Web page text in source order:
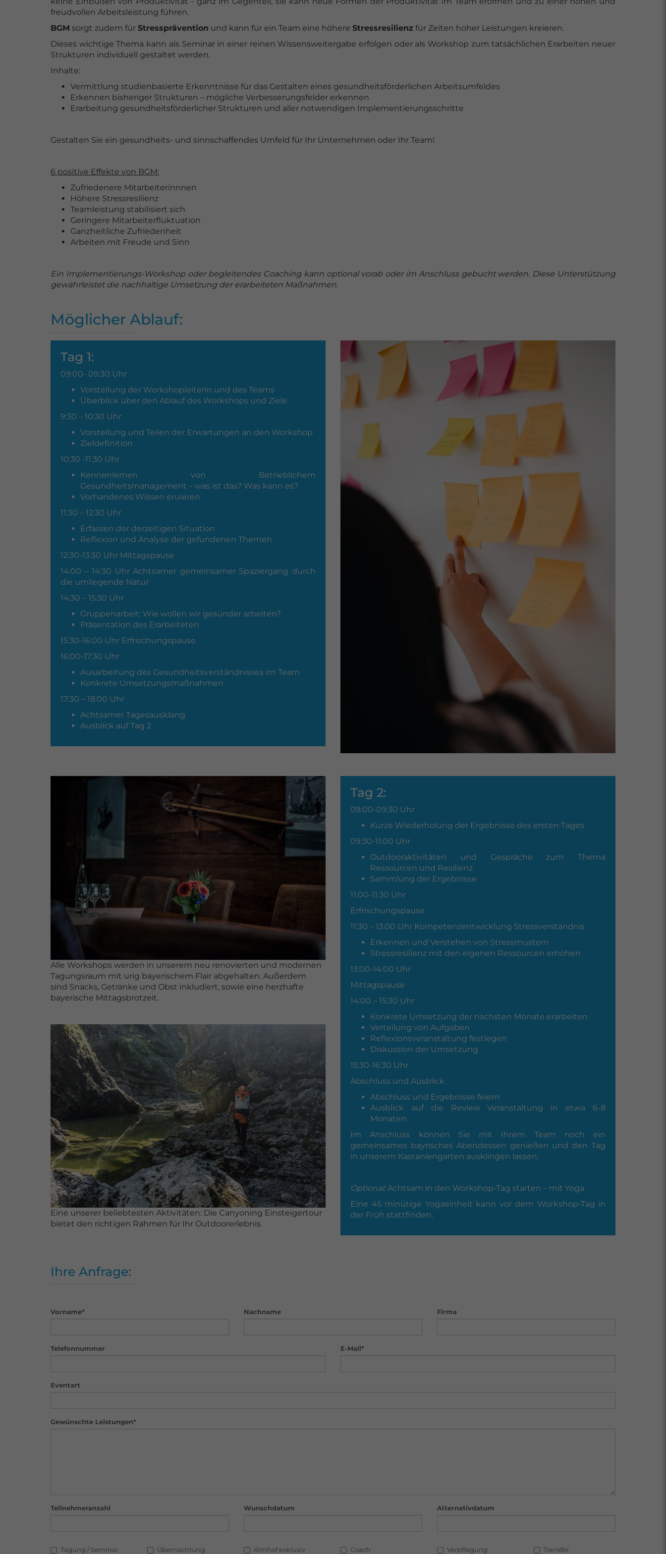
freudvollen Arbeitsleistung führen.
BGM sorgt zudem für Stressprävention und kann für ein Team eine höhere Stressresilienz für Zeiten hoher Leistungen kreieren.
Dieses wichtige Thema kann als Seminar in einer reinen Wissensweitergabe erfolgen oder als Workshop zum tatsächlichen Erarbeiten neuer
Strukturen individuell gestaltet werden.
Inhalte:
Vermittlung studienbasierte Erkenntnisse für das Gestalten eines gesundheitsförderlichen Arbeitsumfeldes
Erkennen bisheriger Strukturen – mögliche Verbesserungsfelder erkennen
Erarbeitung gesundheitsförderlicher Strukturen und aller notwendigen Implementierungsschritte
Gestalten Sie ein gesundheits- und sinnschaffendes Umfeld für Ihr Unternehmen oder Ihr Team!
6 positive Effekte von BGM:
Zufriedenere Mitarbeiterinnnen
Höhere Stressresilienz
Teamleistung stabilisiert sich
Geringere Mitarbeiterfluktuation
Ganzheitliche Zufriedenheit
Arbeiten mit Freude und Sinn
Ein Implementierungs-Workshop oder begleitendes Coaching kann optional vorab oder im Anschluss gebucht werden. Diese Unterstützung
gewährleistet die nachhaltige Umsetzung der erarbeiteten Maßnahmen.
Möglicher Ablauf:
Tag 1:
09:00- 09:30 Uhr
Vorstellung der Workshopleiterin und des Teams
Überblick über den Ablauf des Workshops und Ziele
9:30 – 10:30 Uhr
Vorstellung und Teilen der Erwartungen an den Workshop
Zieldefinition
10:30 -11:30 Uhr
Kennenlernen von Betrieblichem
Gesundheitsmanagement – was ist das? Was kann es?
Vorhandenes Wissen eruieren
11:30 – 12:30 Uhr
Erfassen der derzeitigen Situation
Reflexion und Analyse der gefundenen Themen
12:30-13:30 Uhr Mittagspause
14:00 – 14:30 Uhr Achtsamer gemeinsamer Spaziergang durch
die umliegende Natur
14:30 – 15:30 Uhr
Gruppenarbeit: Wie wollen wir gesünder arbeiten?
Präsentation des Erarbeiteten
15:30-16:00 Uhr Erfrischungspause
16:00-17:30 Uhr
Ausarbeitung des Gesundheitsverständnisses im Team
Konkrete Umsetzungsmaßnahmen
17:30 – 18:00 Uhr
Achtsamer Tagesausklang
Ausblick auf Tag 2
Alle Workshops werden in unserem neu renovierten und modernen
Tagungsraum mit urig bayerischem Flair abgehalten. Außerdem
sind Snacks, Getränke und Obst inkludiert, sowie eine herzhafte
bayerische Mittagsbrotzeit.
Eine unserer beliebtesten Aktivitäten: Die Canyoning Einsteigertour
bietet den richtigen Rahmen für Ihr Outdoorerlebnis.
Tag 2:
09:00-09:30 Uhr
Kurze Wiederholung der Ergebnisse des ersten Tages
09:30-11:00 Uhr
Outdooraktivitäten und Gespräche zum Thema
Ressourcen und Resilienz
Sammlung der Ergebnisse
11:00-11:30 Uhr
Erfrischungspause
11:30 – 13:00 Uhr Kompetenzentwicklung Stressverständnis
Erkennen und Verstehen von Stressmustern
Stressresilienz mit den eigenen Ressourcen erhöhen
13:00-14:00 Uhr
Mittagspause
14:00 – 15:30 Uhr
Konkrete Umsetzung der nächsten Monate erarbeiten
Verteilung von Aufgaben
Reflexionsveranstaltung festlegen
Diskussion der Umsetzung
15:30-16:30 Uhr
Abschluss und Ausblick
Abschluss und Ergebnisse feiern
Ausblick auf die Review Veranstaltung in etwa 6-8
Monaten
Im Anschluss können Sie mit Ihrem Team noch ein
gemeinsames bayrisches Abendessen genießen und den Tag
in unserem Kastaniengarten ausklingen lassen.
Optional:Achtsam in den Workshop-Tag starten – mit Yoga
Eine 45 minütige Yogaeinheit kann vor dem Workshop-Tag in
der Früh stattfinden.
Ihre Anfrage:
Vorname* Nachname Firma
Telefonnummer E-Mail*
Eventart
Gewünschte Leistungen*
Teilnehmeranzahl Wunschdatum Alternativdatum
Tagung / Seminar Übernachtung Almhof exklusiv Coach Verpflegung Transfer